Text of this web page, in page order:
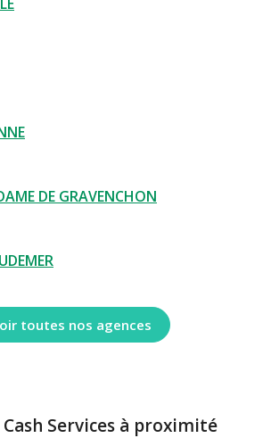
DE GRAVENCHON
toutes nos agences
Services à proximité